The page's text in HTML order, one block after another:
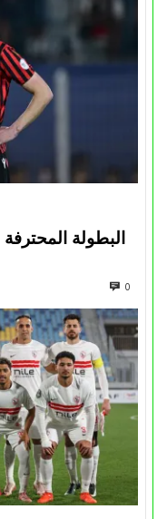
البطولة
0